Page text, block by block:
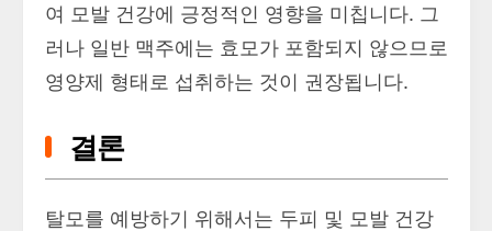
여 모발 건강에 긍정적인 영향을 미칩니다. 그
러나 일반 맥주에는 효모가 포함되지 않으므로
영양제 형태로 섭취하는 것이 권장됩니다.
결론
탈모를 예방하기 위해서는 두피 및 모발 건강